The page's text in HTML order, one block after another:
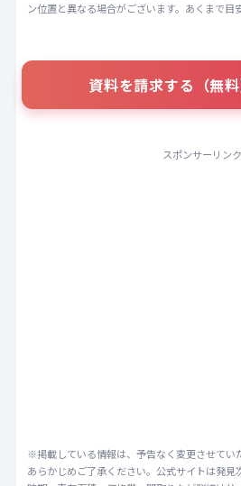
ン位置と異なる場合がございます。あくまで目
資料を請求する（無料
スポンサーリンク
※掲載している情報は、予告なく変更させてい
あらかじめご了承ください。公式サイトは発見